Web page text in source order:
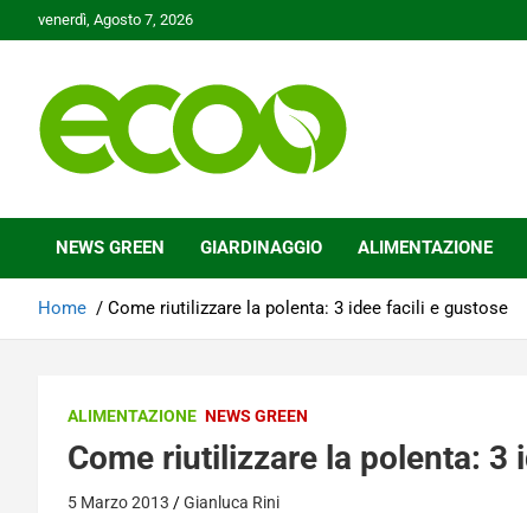
to
venerdì, Agosto 7, 2026
Ecoo.it
NEWS GREEN GIARDINAGGIO ALIMENTAZIONE
Home Come riutilizzare la polenta: 3 idee facili e gustose
ALIMENTAZIONE NEWS GREEN
Come riutilizzare la polenta: 3
5 Marzo 2013 Gianluca Rini